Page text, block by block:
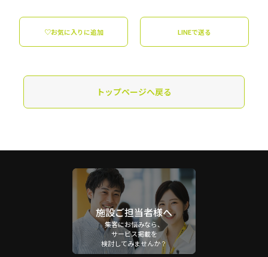
♡お気に入りに追加 LINEで送る
トップページへ戻る
施設ご担当者様へ
集客にお悩みなら、
サービス掲載を
検討してみませんか？